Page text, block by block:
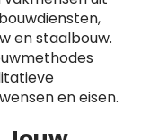
en staalbouw.
en eisen.